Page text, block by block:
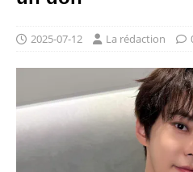
2025-07-12 La rédaction